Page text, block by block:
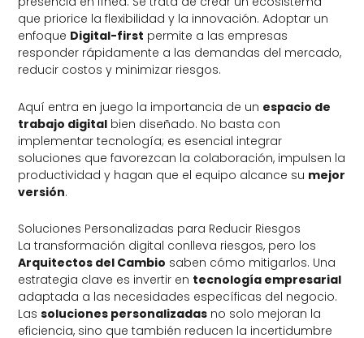
que priorice la flexibilidad y la innovación. Adoptar un
enfoque Digital-first permite a las empresas
responder rápidamente a las demandas del mercado,
reducir costos y minimizar riesgos.
Aquí entra en juego la importancia de un espacio de
trabajo digital bien diseñado. No basta con
implementar tecnología; es esencial integrar
soluciones que favorezcan la colaboración, impulsen la
productividad y hagan que el equipo alcance su mejor
versión.
Soluciones Personalizadas para Reducir Riesgos
La transformación digital conlleva riesgos, pero los
Arquitectos del Cambio saben cómo mitigarlos. Una
estrategia clave es invertir en tecnología empresarial
adaptada a las necesidades específicas del negocio.
Lassoluciones personalizadas no solo mejoran la
eficiencia, sino que también reducen la incertidumbre